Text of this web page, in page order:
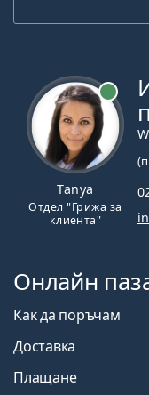
Tanya
Отдел "Грижа за
клиента"
Онлайн
Как да поръчам
Доставка
Плащане